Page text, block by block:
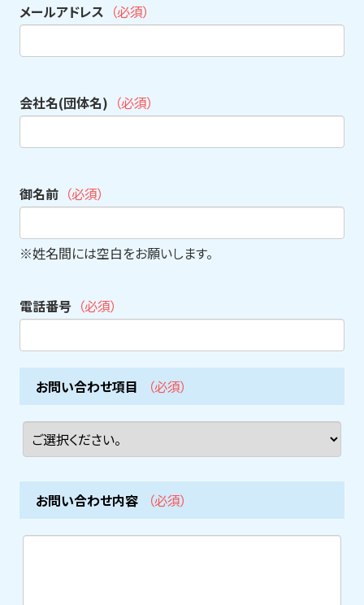
メールアドレス （必須）
会社名(団体名) （必須）
御名前 （必須）
※姓名間には空白をお願いします。
電話番号 （必須）
お問い合わせ項目 （必須）
お問い合わせ内容 （必須）